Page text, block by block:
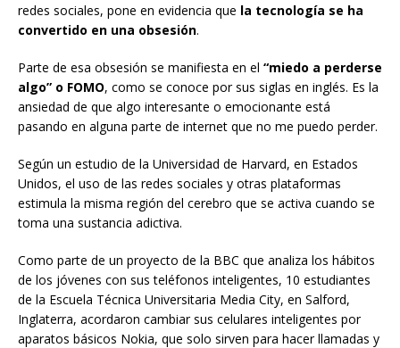
redes sociales, pone en evidencia que la tecnología se ha
convertido en una obsesión.
Parte de esa obsesión se manifiesta en el “miedo a perderse
algo” o FOMO, como se conoce por sus siglas en inglés. Es la
ansiedad de que algo interesante o emocionante está
pasando en alguna parte de internet que no me puedo perder.
Según un estudio de la Universidad de Harvard, en Estados
Unidos, el uso de las redes sociales y otras plataformas
estimula la misma región del cerebro que se activa cuando se
toma una sustancia adictiva.
Como parte de un proyecto de la BBC que analiza los hábitos
de los jóvenes con sus teléfonos inteligentes, 10 estudiantes
de la Escuela Técnica Universitaria Media City, en Salford,
Inglaterra, acordaron cambiar sus celulares inteligentes por
aparatos básicos Nokia, que solo sirven para hacer llamadas y